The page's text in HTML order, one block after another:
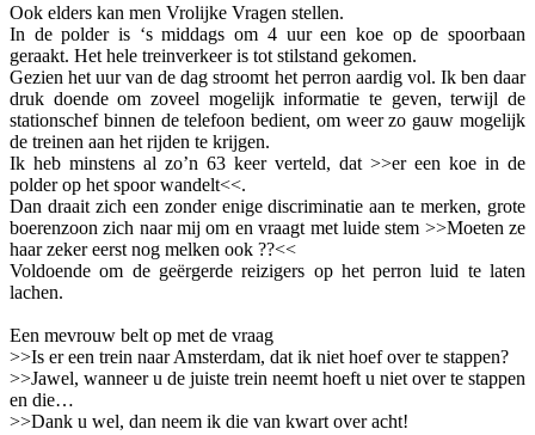
Ook elders kan men Vrolijke Vragen stellen.
In de polder is ‘s middags om 4 uur een koe op de spoorbaan
geraakt. Het hele treinverkeer is tot stilstand gekomen.
Gezien het uur van de dag stroomt het perron aardig vol. Ik ben daar
druk doende om zoveel mogelijk informatie te geven, terwijl de
stationschef binnen de telefoon bedient, om weer zo gauw mogelijk
de treinen aan het rijden te krijgen.
Ik heb minstens al zo’n 63 keer verteld, dat >>er een koe in de
polder op het spoor wandelt<<.
Dan draait zich een zonder enige discriminatie aan te merken, grote
boerenzoon zich naar mij om en vraagt met luide stem >>Moeten ze
haar zeker eerst nog melken ook ??<<
Voldoende om de geërgerde reizigers op het perron luid te laten
lachen.
Een mevrouw belt op met de vraag
>>Is er een trein naar Amsterdam, dat ik niet hoef over te stappen?
>>Jawel, wanneer u de juiste trein neemt hoeft u niet over te stappen
en die…
>>Dank u wel, dan neem ik die van kwart over acht!